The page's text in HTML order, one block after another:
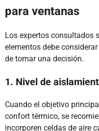
para ventanas
Los expertos consultados
elementos debe
de tomar una decisión.
1. Nivel de
Cuando el objetivo
confort térmico, se
incorporen celdas de aire